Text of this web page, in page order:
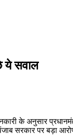
ये सवाल
के अनुसार
सरकार पर बड़ा